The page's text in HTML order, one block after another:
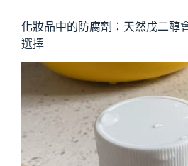
化妝品中的防腐劑：天然戊二醇
選擇